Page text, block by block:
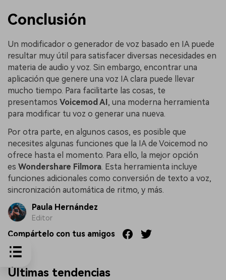
Conclusión
Un modificador o generador de voz basado en IA puede
resultar muy útil para satisfacer diversas necesidades en
materia de audio y voz. Sin embargo, encontrar una
aplicación que genere una voz IA clara puede llevar
mucho tiempo. Para facilitarte las cosas, te
presentamos Voicemod AI , una moderna herramienta
para modificar tu voz o generar una nueva.
Por otra parte, en algunos casos, es posible que
necesites algunas funciones que la IA de Voicemod no
ofrece hasta el momento. Para ello, la mejor opción
es Wondershare Filmora. Esta herramienta incluye
funciones adicionales como conversión de texto a voz,
sincronización automática de ritmo, y más.
Paula Hernández
Editor
Compártelo con tus amigos
Últimas tendencias